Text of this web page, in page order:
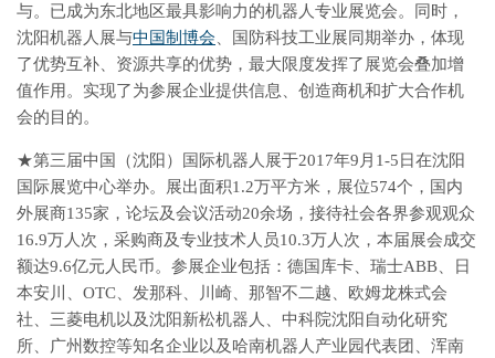
与。已成为东北地区最具影响力的机器人专业展览会。同时，
沈阳机器人展与中国制博会 、国防科技工业展同期举办，体现
了优势互补、资源共享的优势，最大限度发挥了展览会叠加增
值作用。实现了为参展企业提供信息、创造商机和扩大合作机
会的目的。
★第三届中国（沈阳）国际机器人展于2017年9月1-5日在沈阳
国际展览中心举办。展出面积1.2万平方米，展位574个，国内
外展商135家，论坛及会议活动20余场，接待社会各界参观观众
16.9万人次，采购商及专业技术人员10.3万人次，本届展会成交
额达9.6亿元人民币。参展企业包括：德国库卡、瑞士ABB、日
本安川、OTC、发那科、川崎、那智不二越、欧姆龙株式会
社、三菱电机以及沈阳新松机器人、中科院沈阳自动化研究
所、广州数控等知名企业以及哈南机器人产业园代表团、浑南